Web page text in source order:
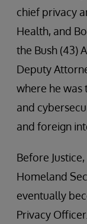
chief privacy
Health, and
the Bush (43)
Deputy
where he was
and
and foreign
Before
Homeland
eventually
Privacy